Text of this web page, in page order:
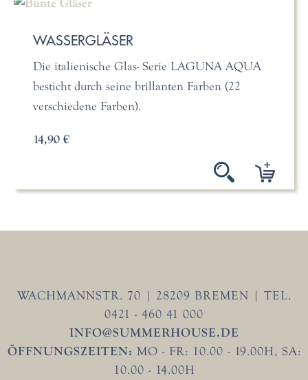
WASSERGLÄSER
Die italienische Glas- Serie LAGUNA AQUA
besticht durch seine brillanten Farben (22
verschiedene Farben).
14,90 €
WACHMANNSTR. 70 | 28209 BREMEN | TEL.
0421 - 460 41 000
INFO@SUMMERHOUSE.DE
ÖFFNUNGSZEITEN: MO - FR: 10.00 - 19.00H, SA:
10.00 - 14.00H